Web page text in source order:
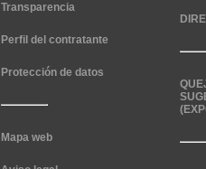
Transparencia
Perfil del contratante
Protección de datos
Mapa web